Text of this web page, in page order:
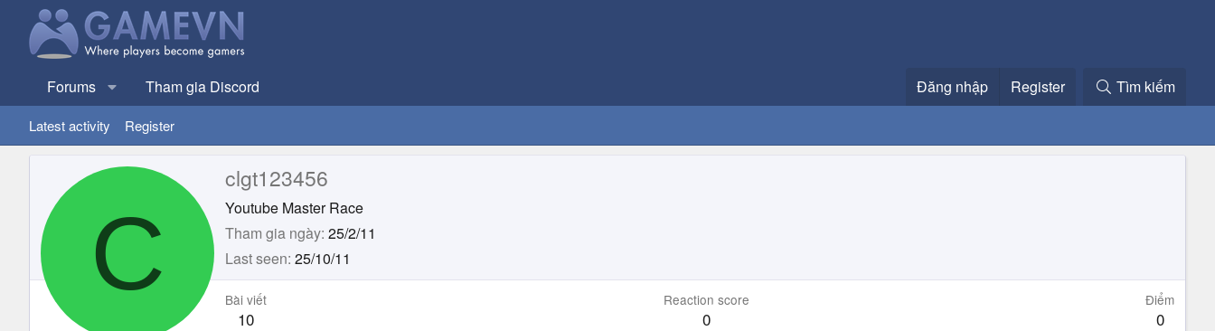
Forums Tham gia Discord Đăng nhập Register Tìm kiếm
Latest activity Register
C
clgt123456
Youtube Master Race
Tham gia ngày 25/2/11
Last seen 25/10/11
Bài viết
10
Reaction score
0
Điểm
0